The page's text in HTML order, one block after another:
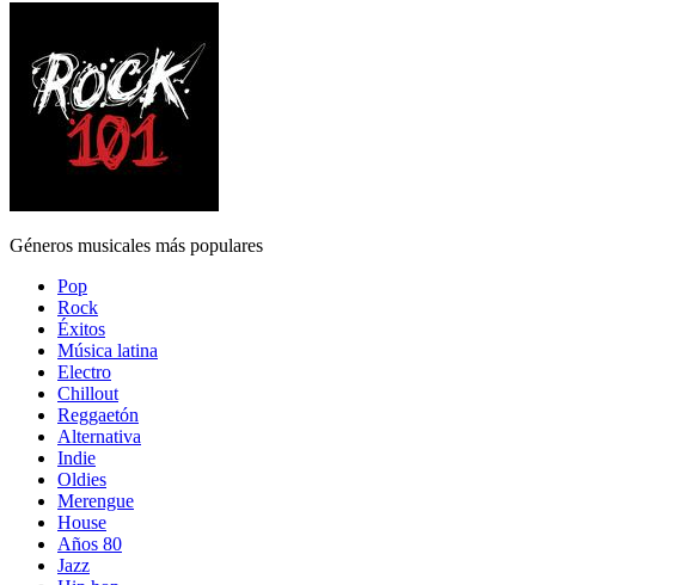
Géneros musicales más populares
Pop
Rock
Éxitos
Música latina
Electro
Chillout
Reggaetón
Alternativa
Indie
Oldies
Merengue
House
Años 80
Jazz